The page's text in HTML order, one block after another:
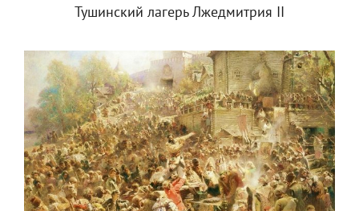
Тушинский лагерь Лжедмитрия II